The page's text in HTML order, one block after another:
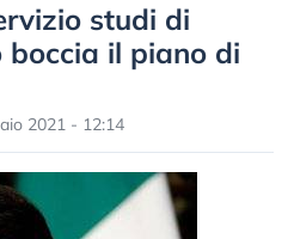
studi di
boccia il piano di
2021 - 12:14